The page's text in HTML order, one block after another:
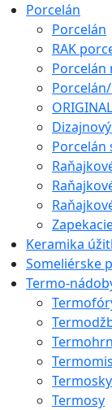
Porcelán
Porcelán
RAK
Porcelán
Porcelán
Keramika
Someliérske
Termo-
Termosky
Termosy